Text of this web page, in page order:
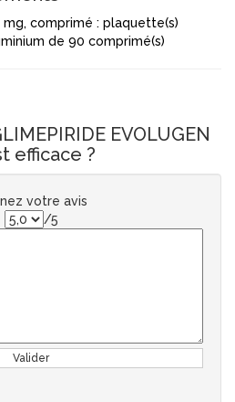
mg, comprimé : plaquette(s)
de 90 comprimé(s)
EVOLUGEN
efficace ?
votre avis
/5
Valider